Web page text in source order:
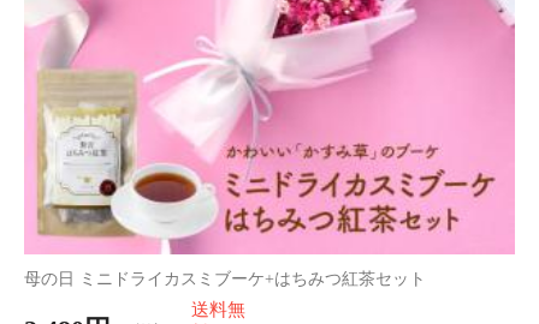
母の日 深蒸しうなぎ 2尾ギフトセット
6,580円 （税込*）
送料無
料
(1.0%)